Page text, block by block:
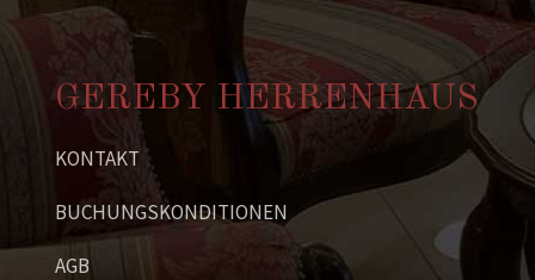
GEREBY HERRENHAUS
KONTAKT
BUCHUNGSKONDITIONEN
AGB